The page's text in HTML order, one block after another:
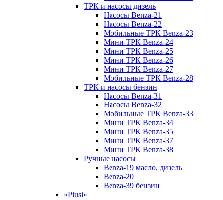
ТРК и насосы дизель
Насосы Benza-21
Насосы Benza-22
Мобильные ТРК Benza-23
Мини ТРК Benza-24
Мини ТРК Benza-25
Мини ТРК Benza-26
Мини ТРК Benza-27
Мобильные ТРК Benza-28
ТРК и насосы бензин
Насосы Benza-31
Насосы Benza-32
Мобильные ТРК Benza-33
Мини ТРК Benza-34
Мини ТРК Benza-35
Мини ТРК Benza-37
Мини ТРК Benza-38
Ручные насосы
Benza-19 масло, дизель
Benza-20
Benza-39 бензин
«Piusi»